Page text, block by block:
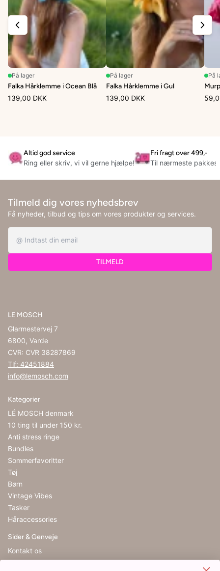
På lager
Falka Hårklemme i Ocean Blå
139,00 DKK
På lager
Falka Hårklemme i Gul
139,00 DKK
På
Altid god service
Ring eller skriv, vi vil gerne hjælpe!
Fri fragt over 499,-
Til nærmeste
Tilmeld dig vores nyhedsbrev
Få nyheder, tilbud og tips om vores produkter og services.
TILMELD
LE MOSCH
Glarmestervej 7
6800, Varde
CVR: CVR 38287869
Tlf: 42451884
info@lemosch.com
Kategorier
LÉ MOSCH denmark
10 ting til under 150 kr.
Anti stress ringe
Bundles
Sommerfavoritter
Tøj
Børn
Vintage Vibes
Tasker
Håraccessories
Sider & Genveje
Kontakt os
Handelsbetingelser